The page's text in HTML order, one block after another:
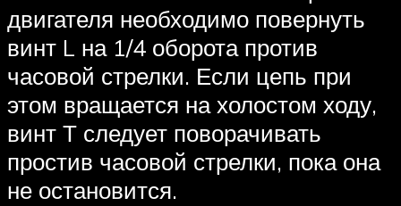
двигателя необходимо повернуть
винт L на 1/4 оборота против
часовой стрелки. Если цепь при
этом вращается на холостом ходу,
винт Т следует поворачивать
простив часовой стрелки, пока она
не остановится.